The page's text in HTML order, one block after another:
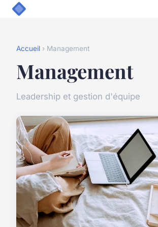
Accueil › Management
Management
Leadership et gestion d'équipe